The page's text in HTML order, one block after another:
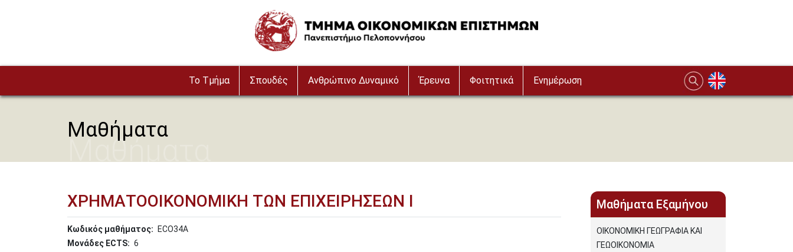
Image
To Τμήμα Σπουδές Ανθρώπινο Δυναμικό Έρευνα Φοιτητικά Ενημέρωση
Μαθήματα
Μαθήματα
ΧΡΗΜΑΤΟΟΙΚΟΝΟΜΙΚΗ ΤΩΝ ΕΠΙΧΕΙΡΗΣΕΩΝ Ι
Κωδικός μαθήματος
ECO34A
Μονάδες ECTS
6
Μαθήματα Εξαμήνου
ΟΙΚΟΝΟΜΙΚΗ ΓΕΩΓΡΑΦΙΑ ΚΑΙ
ΓΕΩΟΙΚΟΝΟΜΙΑ